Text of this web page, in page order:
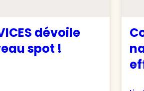
dévoile
spot !